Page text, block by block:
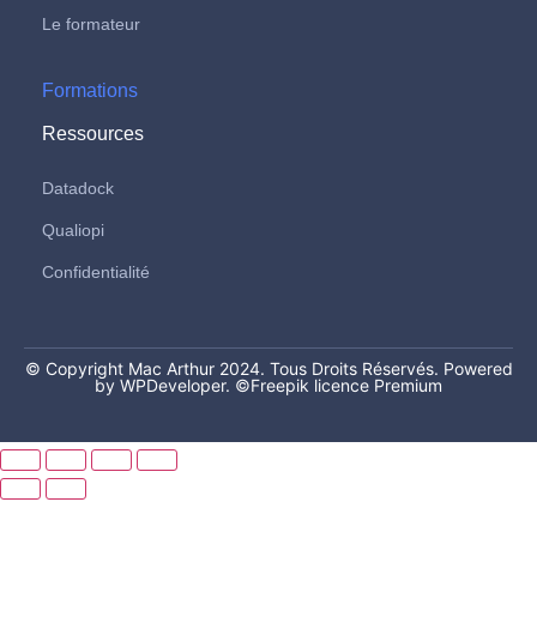
Le formateur
Formations
Ressources
Datadock
Qualiopi
Confidentialité
© Copyright Mac Arthur 2024. Tous Droits Réservés. Powered
by WPDeveloper. ©Freepik licence Premium